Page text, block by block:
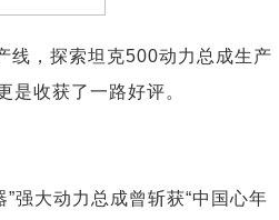
线，探索坦克500动力总成生产
收获了一路好评。
强大动力总成曾斩获“中国心年